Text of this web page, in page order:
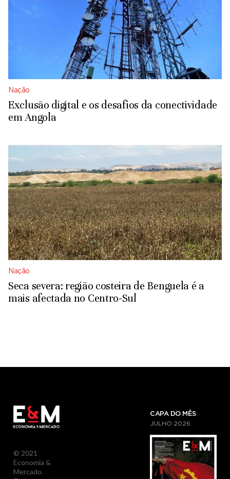
Nação
Exclusão digital e os desafios da conectividade
em Angola
Nação
Seca severa: região costeira de Benguela é a
mais afectada no Centro-Sul
© 2021
Economia &
Mercado.
CAPA DO MÊS
JULHO 2026